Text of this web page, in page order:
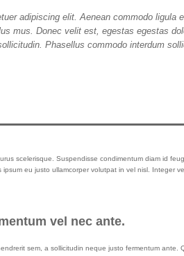
adipiscing elit. Aenean commodo
mus. Donec velit est, egestas egestas
Phasellus commodo interdum
scelerisque. Suspendisse condimentum diam id
eu justo ullamcorper volutpat in vel nisl. Integer
vel nec ante.
sem, a sollicitudin neque justo fermentum